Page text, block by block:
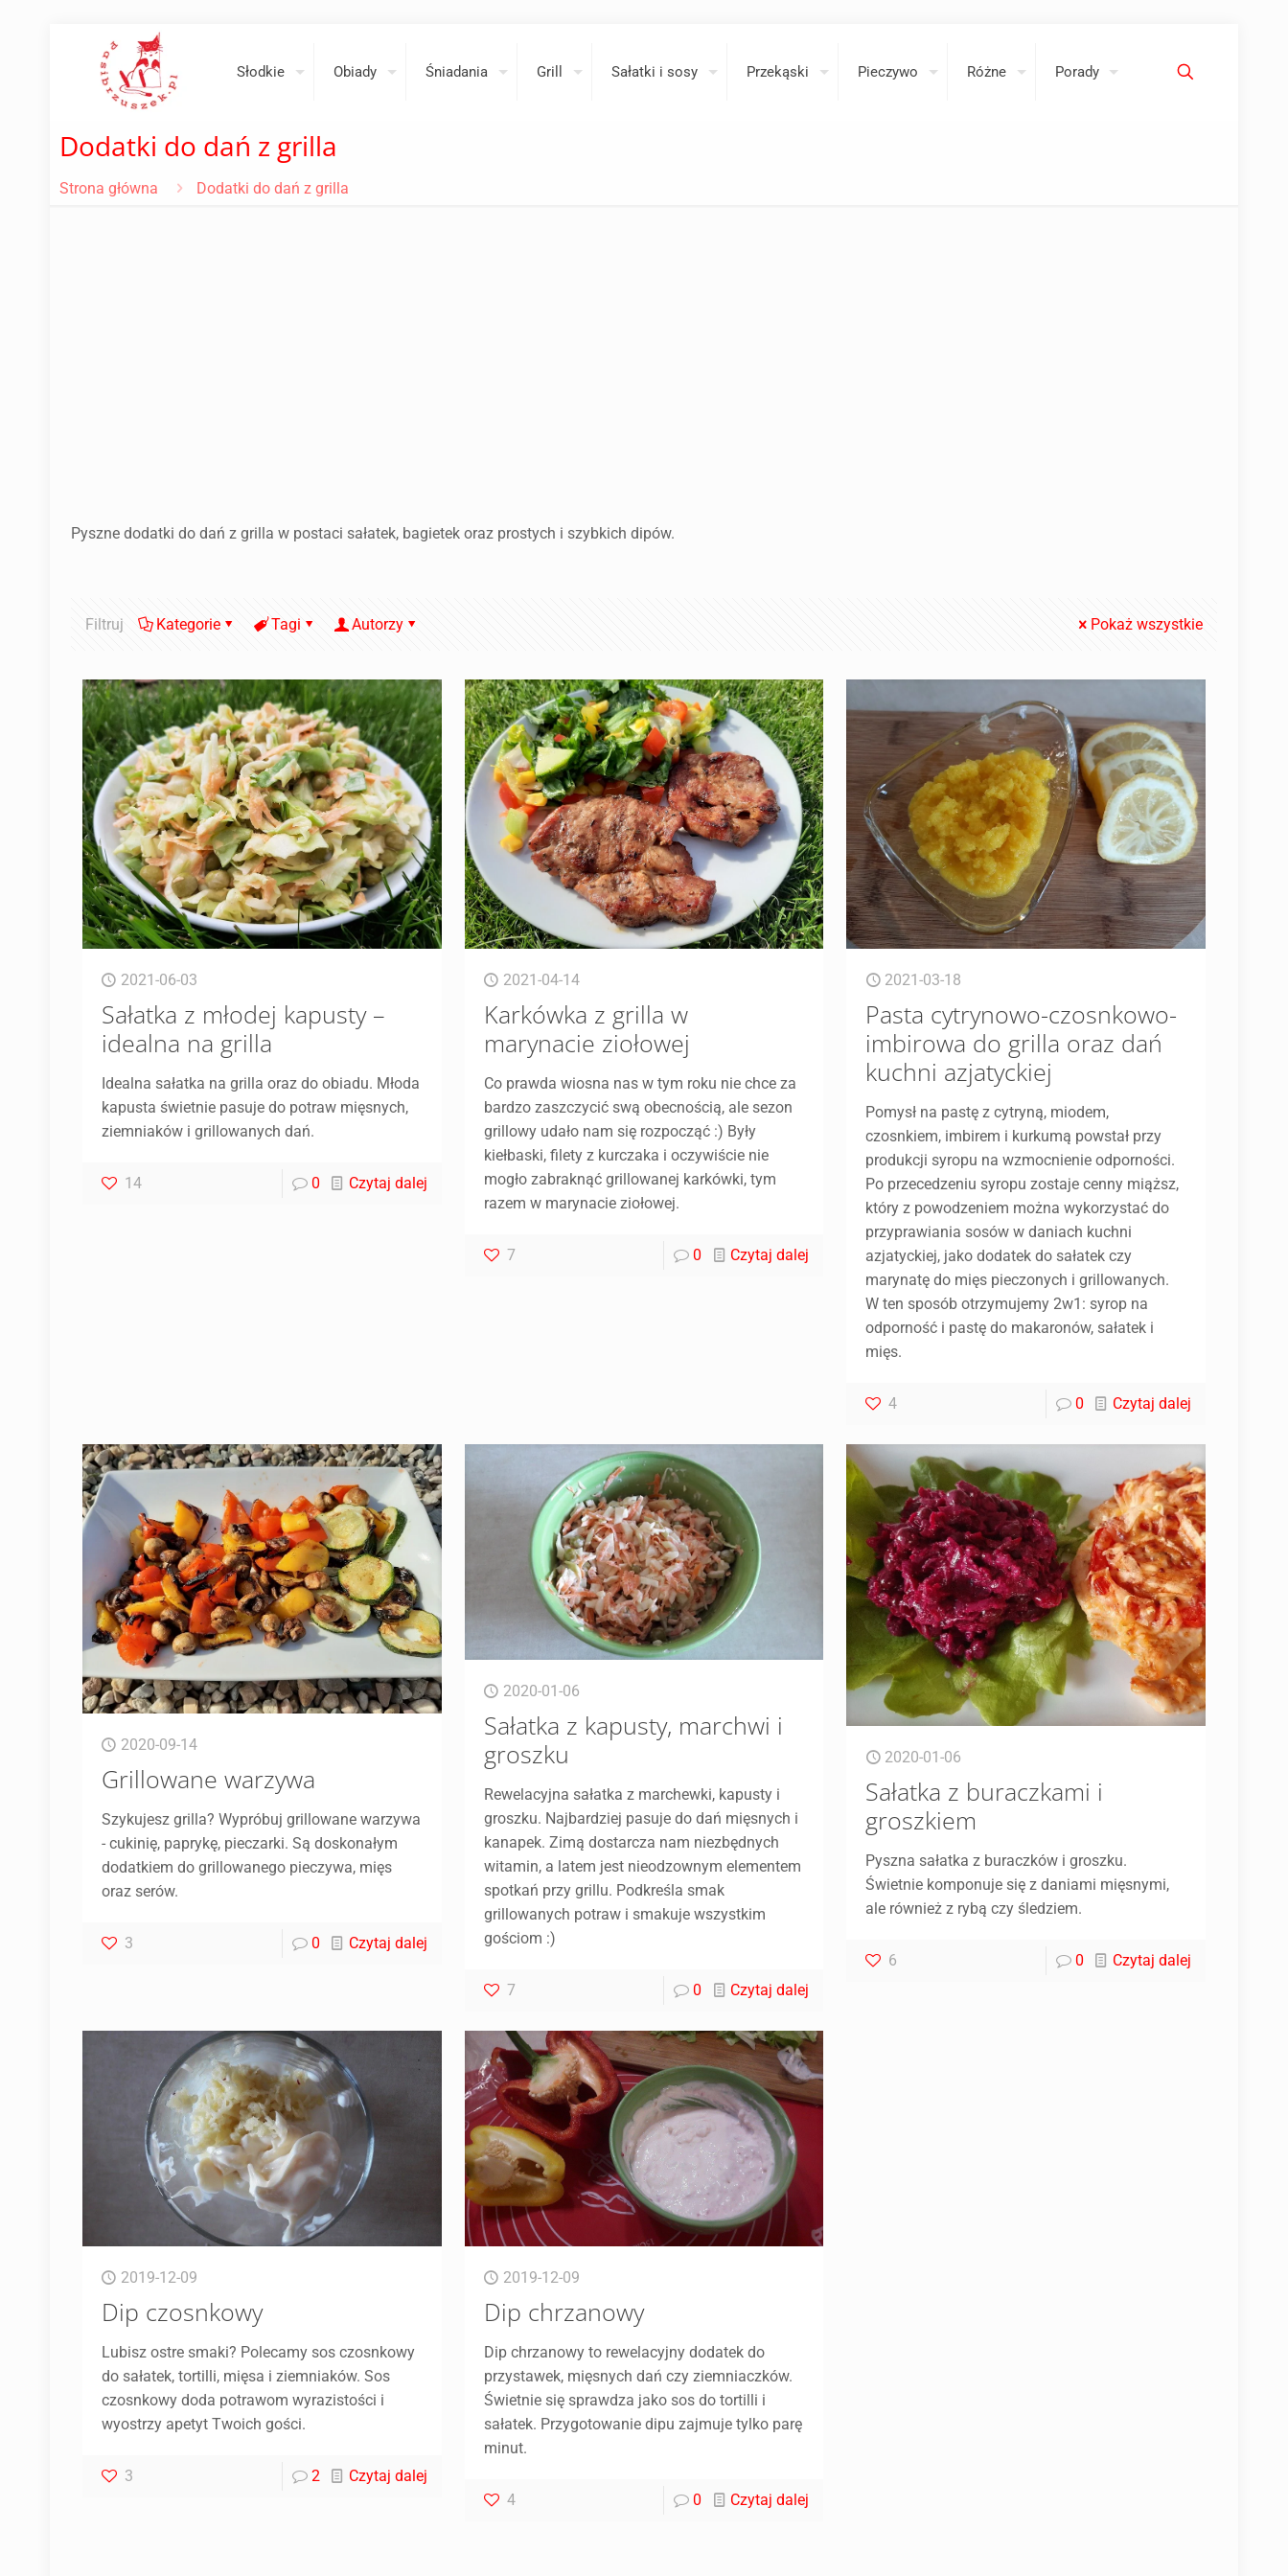
Słodkie Obiady Śniadania Grill Sałatki i sosy Przekąski Pieczywo Różne Porady
Dodatki do dań z grilla
Strona główna Dodatki do dań z grilla
Pyszne dodatki do dań z grilla w postaci sałatek, bagietek oraz prostych i szybkich dipów.
Filtruj Kategorie Tagi Autorzy Pokaż wszystkie
2021-06-03
Sałatka z młodej kapusty –
idealna na grilla
Idealna sałatka na grilla oraz do obiadu. Młoda
kapusta świetnie pasuje do potraw mięsnych,
ziemniaków i grillowanych dań.
14 0 Czytaj dalej
2021-04-14
Karkówka z grilla w
marynacie ziołowej
Co prawda wiosna nas w tym roku nie chce za
bardzo zaszczycić swą obecnością, ale sezon
grillowy udało nam się rozpocząć :) Były
kiełbaski, filety z kurczaka i oczywiście nie
mogło zabraknąć grillowanej karkówki, tym
razem w marynacie ziołowej.
7 0 Czytaj dalej
2021-03-18
Pasta cytrynowo-czosnkowo-
imbirowa do grilla oraz dań
kuchni azjatyckiej
Pomysł na pastę z cytryną, miodem,
czosnkiem, imbirem i kurkumą powstał przy
produkcji syropu na wzmocnienie odporności.
Po przecedzeniu syropu zostaje cenny miąższ,
który z powodzeniem można wykorzystać do
przyprawiania sosów w daniach kuchni
azjatyckiej, jako dodatek do sałatek czy
marynatę do mięs pieczonych i grillowanych.
W ten sposób otrzymujemy 2w1: syrop na
odporność i pastę do makaronów, sałatek i
mięs.
4 0 Czytaj dalej
2020-09-14
Grillowane warzywa
Szykujesz grilla? Wypróbuj grillowane warzywa
- cukinię, paprykę, pieczarki. Są doskonałym
dodatkiem do grillowanego pieczywa, mięs
oraz serów.
3 0 Czytaj dalej
2020-01-06
Sałatka z kapusty, marchwi i
groszku
Rewelacyjna sałatka z marchewki, kapusty i
groszku. Najbardziej pasuje do dań mięsnych i
kanapek. Zimą dostarcza nam niezbędnych
witamin, a latem jest nieodzownym elementem
spotkań przy grillu. Podkreśla smak
grillowanych potraw i smakuje wszystkim
gościom :)
7 0 Czytaj dalej
2020-01-06
Sałatka z buraczkami i
groszkiem
Pyszna sałatka z buraczków i groszku.
Świetnie komponuje się z daniami mięsnymi,
ale również z rybą czy śledziem.
6 0 Czytaj dalej
2019-12-09
Dip czosnkowy
Lubisz ostre smaki? Polecamy sos czosnkowy
do sałatek, tortilli, mięsa i ziemniaków. Sos
czosnkowy doda potrawom wyrazistości i
wyostrzy apetyt Twoich gości.
3 2 Czytaj dalej
2019-12-09
Dip chrzanowy
Dip chrzanowy to rewelacyjny dodatek do
przystawek, mięsnych dań czy ziemniaczków.
Świetnie się sprawdza jako sos do tortilli i
sałatek. Przygotowanie dipu zajmuje tylko parę
minut.
4 0 Czytaj dalej